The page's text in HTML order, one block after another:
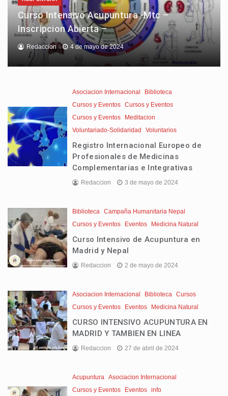
Curso Intensivo Acupuntura -Mtc –
Inscripcion Abierta –
Redaccion 4 de mayo de 2024
Asociacion Internacional
Biblioteca
Cursos y Eventos Cursos y Eventos
Cursos y Eventos
Meditacion
Voluntariado-Solidaridad
Voluntarios
Registro Internacional Europeo de
Profesionales de Medicinas
Complementarias e Integrativas
Redaccion 3 de mayo de 2024
Biblioteca
Campaña Humanitaria Nepal
Cursos y Eventos
Eventos Medicina Natural
Curso Intensivo de Acupuntura en
Madrid y Nepal
Redaccion 2 de mayo de 2024
Asociacion Internacional Biblioteca
Cursos
Cursos y Eventos
Eventos Medicina Natural
CURSO INTENSIVO ACUPUNTURA EN
MADRID Y TAMBIEN EN LINEA
Redaccion 27 de abril de 2024
Acupuntura
Asociacion Internacional
Cursos y Eventos
Eventos info